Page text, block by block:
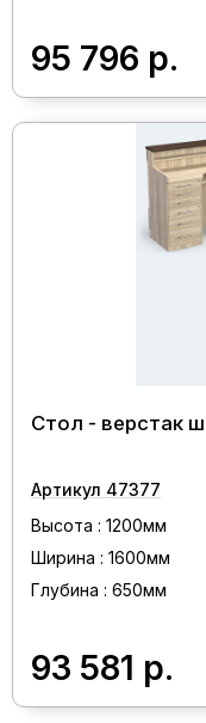
95 796 р.
Стол - верстак
Артикул 47377
Высота : 1200мм
Ширина : 1600мм
Глубина : 650мм
93 581 р.